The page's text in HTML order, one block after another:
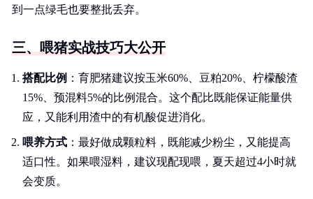
到一点绿毛也要整批丢弃。
三、喂猪实战技巧大公开
搭配比例 ：育肥猪建议按玉米60%、豆粕20%、柠檬酸渣
15%、预混料5%的比例混合。这个配比既能保证能量供
应，又能利用渣中的有机酸促进消化。
喂养方式 ：最好做成颗粒料，既能减少粉尘，又能提高
适口性。如果喂湿料，建议现配现喂，夏天超过4小时就
会变质。